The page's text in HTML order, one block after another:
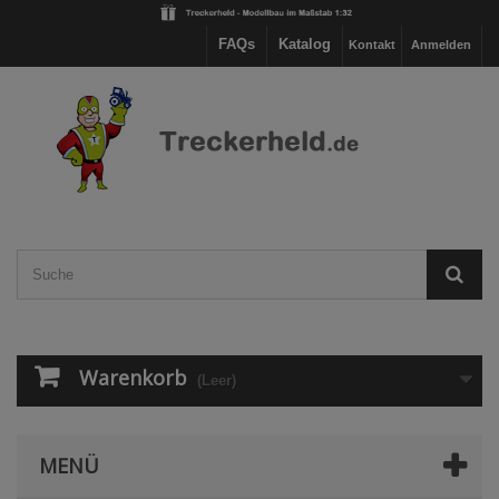
Anmelden
Kontakt
Katalog
FAQs
Warenkorb (Leer)
MENÜ